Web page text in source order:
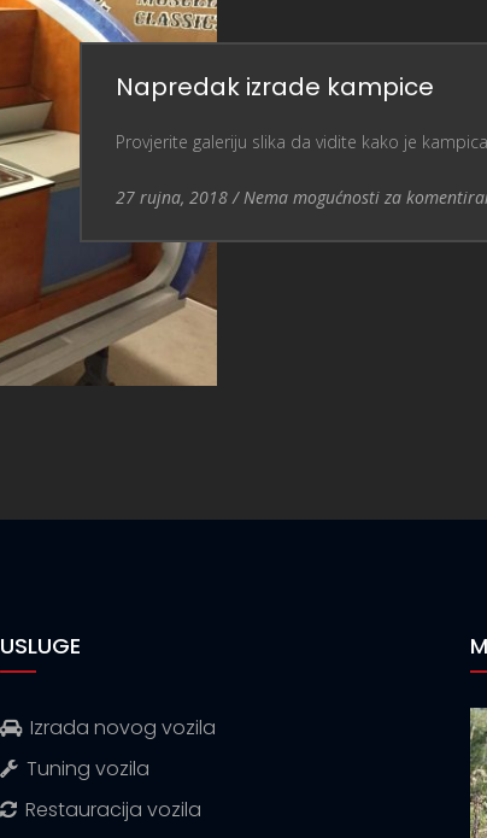
Napredak izrade kampice
Provjerite galeriju slika da vidite kako je
Entry Date
27 rujna, 2018 / Nema mogućnosti za
Nema mogućnosti za
USLUGE
Izrada novog vozila
Tuning vozila
Restauracija vozila